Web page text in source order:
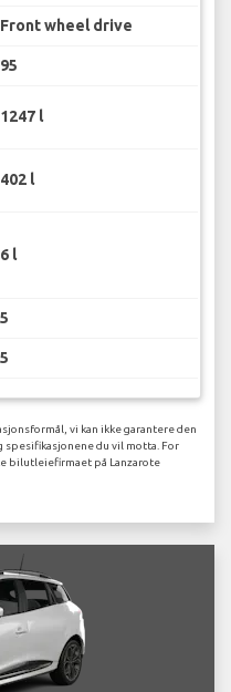
Front wheel drive
95
1247 l
402 l
6 l
5
5
vi kan ikke garantere den
spesifikasjonene du vil motta. For
bilutleiefirmaet på Lanzarote